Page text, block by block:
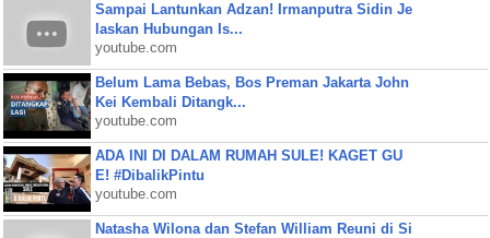
Sampai Lantunkan Adzan! Irmanputra Sidin Je
laskan Hubungan Is...
youtube.com
Belum Lama Bebas, Bos Preman Jakarta John
Kei Kembali Ditangk...
youtube.com
ADA INI DI DALAM RUMAH SULE! KAGET GU
E! #DibalikPintu
youtube.com
Natasha Wilona dan Stefan William Reuni di Si